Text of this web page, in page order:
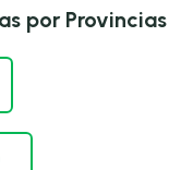
por Provincias